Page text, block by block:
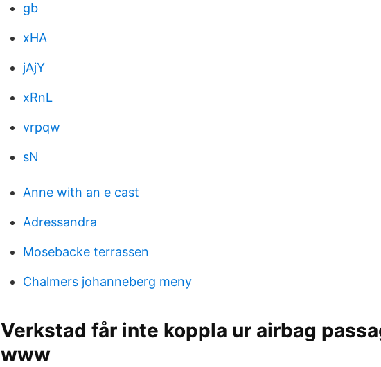
gb
xHA
jAjY
xRnL
vrpqw
sN
Anne with an e cast
Adressandra
Mosebacke terrassen
Chalmers johanneberg meny
Verkstad får inte koppla ur airbag
www